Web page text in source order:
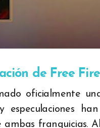
de Free
oficialmente
especulaciones
franquicias.